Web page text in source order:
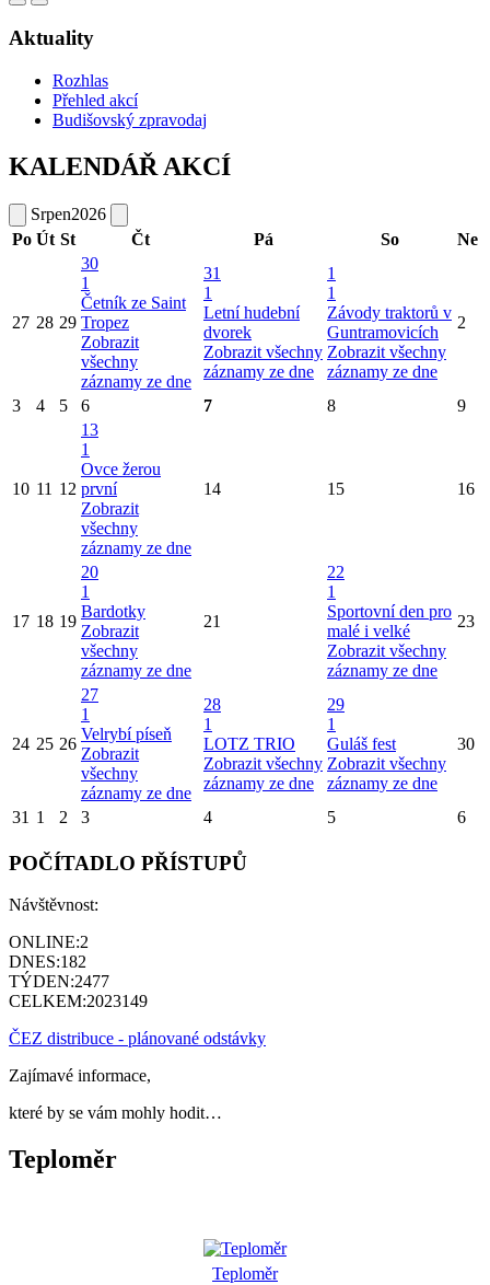
Aktuality
Rozhlas
Přehled akcí
Budišovský zpravodaj
KALENDÁŘ AKCÍ
Srpen2026
Po Út St Čt Pá So Ne
27 28 29
30
1
Četník ze Saint
Tropez
Zobrazit
všechny
záznamy ze dne
31
1
Letní hudební
dvorek
Zobrazit všechny
záznamy ze dne
1
1
Závody traktorů v
Guntramovicích
Zobrazit všechny
záznamy ze dne
2
3 4 5 6 7 8 9
10 11 12
13
1
Ovce žerou
první
Zobrazit
všechny
záznamy ze dne
14 15 16
17 18 19
20
1
Bardotky
Zobrazit
všechny
záznamy ze dne
21
22
1
Sportovní den pro
malé i velké
Zobrazit všechny
záznamy ze dne
23
24 25 26
27
1
Velrybí píseň
Zobrazit
všechny
záznamy ze dne
28
1
LOTZ TRIO
Zobrazit všechny
záznamy ze dne
29
1
Guláš fest
Zobrazit všechny
záznamy ze dne
30
31 1 2 3 4 5 6
POČÍTADLO PŘÍSTUPŮ
Návštěvnost:
ONLINE:2
DNES:182
TÝDEN:2477
CELKEM:2023149
ČEZ distribuce - plánované odstávky
Zajímavé informace,
které by se vám mohly hodit…
Teploměr
Teploměr